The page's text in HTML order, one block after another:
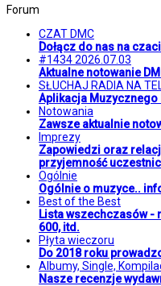
Forum
CZAT DMC
Dołącz do nas na
#1434 2026.07.03
Aktualne notowanie
SŁUCHAJ RADIA NA
Aplikacja Muzycznego
Notowania
Zawsze aktualnie
Imprezy
Zapowiedzi oraz
przyjemność
Ogólnie
Ogólnie o muzyce..
Best of the Best
Lista wszechczasów -
600, itd.
Płyta wieczoru
Do 2018 roku
Albumy, Single,
Nasze recenzje